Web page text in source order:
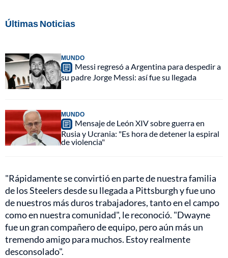
Últimas Noticias
MUNDO
Messi regresó a Argentina para despedir a
su padre Jorge Messi: así fue su llegada
MUNDO
Mensaje de León XIV sobre guerra en
Rusia y Ucrania: "Es hora de detener la espiral
de violencia"
"Rápidamente se convirtió en parte de nuestra familia
de los Steelers desde su llegada a Pittsburgh y fue uno
de nuestros más duros trabajadores, tanto en el campo
como en nuestra comunidad", le reconoció. "Dwayne
fue un gran compañero de equipo, pero aún más un
tremendo amigo para muchos. Estoy realmente
desconsolado".